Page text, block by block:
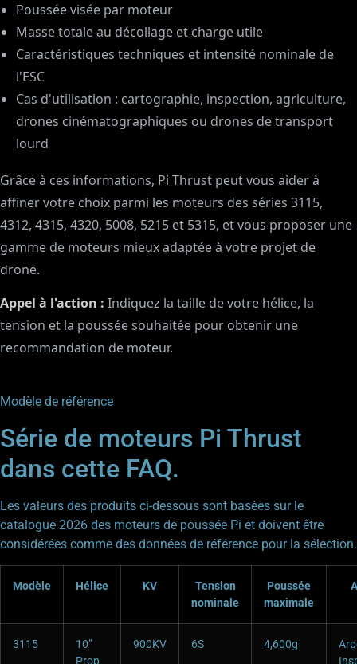
Poussée visée par moteur
Masse totale au décollage et charge utile
Caractéristiques techniques et intensité nominale de
l'ESC
Cas d'utilisation : cartographie, inspection, agriculture,
drones cinématographiques ou drones de transport
lourd
Grâce à ces informations, Pi Thrust peut vous aider à
affiner votre choix parmi les moteurs des séries 3115,
4312, 4315, 4320, 5008, 5215 et 5315, et vous proposer une
gamme de moteurs mieux adaptée à votre projet de
drone.
Appel à l'action : Indiquez la taille de votre hélice, la
tension et la poussée souhaitée pour obtenir une
recommandation de moteur.
Modèle de référence
Série de moteurs Pi Thrust
dans cette FAQ.
Les valeurs des produits ci-dessous sont basées sur le
catalogue 2026 des moteurs de poussée Pi et doivent être
considérées comme des données de référence pour la sélection.
Modèle Hélice KV
Tension
nominale
Poussée
maximale
3115
10″
900KV 6S 4,600g